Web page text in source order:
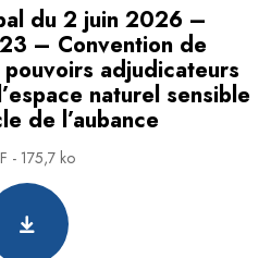
du 2 juin 2026 –
– Convention de
adjudicateurs
naturel sensible
de l’aubance
- 175,7 ko